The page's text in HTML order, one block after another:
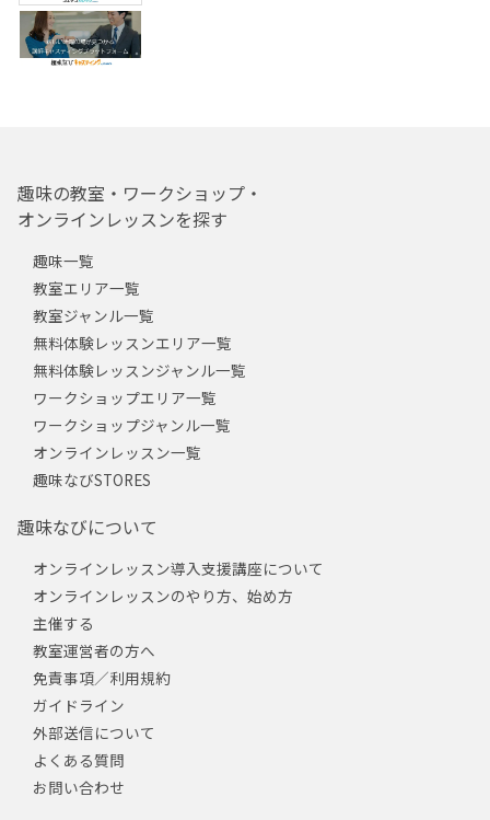
趣味の教室・ワークショップ・
オンラインレッスンを探す
趣味一覧
教室エリア一覧
教室ジャンル一覧
無料体験レッスンエリア一覧
無料体験レッスンジャンル一覧
ワークショップエリア一覧
ワークショップジャンル一覧
オンラインレッスン一覧
趣味なびSTORES
趣味なびについて
オンラインレッスン導入支援講座について
オンラインレッスンのやり方、始め方
主催する
教室運営者の方へ
免責事項／利用規約
ガイドライン
外部送信について
よくある質問
お問い合わせ